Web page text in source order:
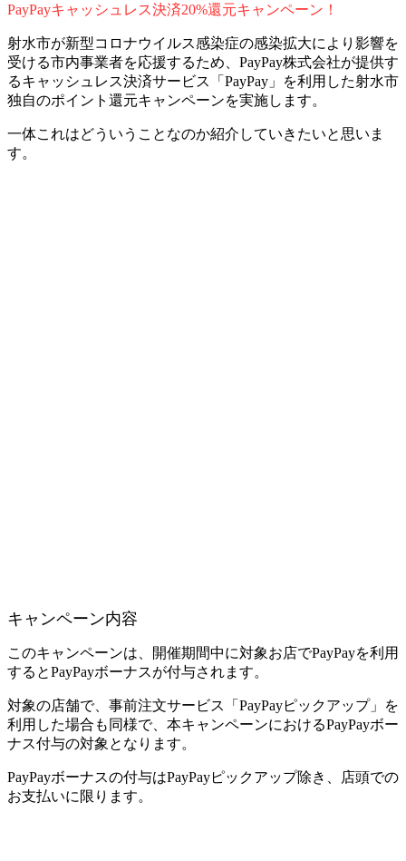
PayPayキャッシュレス決済20%還元キャンペーン！
射水市が新型コロナウイルス感染症の感染拡大により影響を
受ける市内事業者を応援するため、PayPay株式会社が提供す
るキャッシュレス決済サービス「PayPay」を利用した射水市
独自のポイント還元キャンペーンを実施します。
一体これはどういうことなのか紹介していきたいと思いま
す。
キャンペーン内容
このキャンペーンは、開催期間中に対象お店でPayPayを利用
するとPayPayボーナスが付与されます。
対象の店舗で、事前注文サービス「PayPayピックアップ」を
利用した場合も同様で、本キャンペーンにおけるPayPayボー
ナス付与の対象となります。
PayPayボーナスの付与はPayPayピックアップ除き、店頭での
お支払いに限ります。